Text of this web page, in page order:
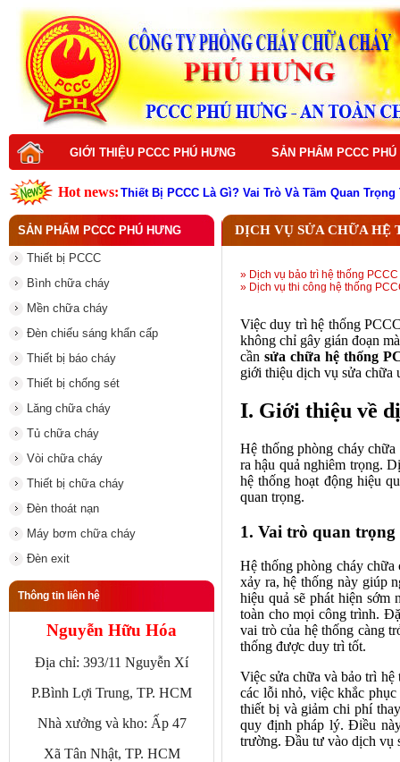
GIỚI THIỆU PCCC PHÚ HƯNG SẢN PHẨM PCCC PHÚ
Hot news: Thiết Bị PCCC Là Gì? Vai Trò Và Tầm Quan
Vì sao nên đầu tư thiết bị PCCC chất lượng cao
Dịch vụ thiết kế hệ thống PCCC
Dịch vụ bảo trì hệ thống PCCC
Dịch vụ sửa chữa hệ thống PCCC
Dịch vụ nạp sạc bình chữa cháy
Thiết bị PCCC là gì ? Vai trò quan trọng trong
SẢN PHẨM PCCC PHÚ HƯNG
Thiết bị PCCC
Bình chữa cháy
Mền chữa cháy
Đèn chiếu sáng khẩn cấp
Thiết bị báo cháy
Thiết bị chống sét
Lăng chữa cháy
Tủ chữa cháy
Vòi chữa cháy
Thiết bị chữa cháy
Đèn thoát nạn
Máy bơm chữa cháy
Đèn exit
Thông tin liên hệ
Nguyễn Hữu Hóa
Địa chỉ: 393/11 Nguyễn Xí
P.Bình Lợi Trung, TP. HCM
Nhà xưởng và kho: Ấp 47
Xã Tân Nhật, TP. HCM
DỊCH VỤ SỬA CHỮA HỆ
» Dịch vụ bảo trì hệ thống PCCC
» Dịch vụ thi công hệ thống
Việc duy trì hệ thống
không chỉ gây gián đoạn
cần sửa chữa hệ thống
giới thiệu dịch vụ sửa
I. Giới thiệu về
Hệ thống phòng cháy
ra hậu quả nghiêm trọng.
hệ thống hoạt động hiệu
quan trọng.
1. Vai trò quan trọng
Hệ thống phòng cháy
xảy ra, hệ thống này giúp
hiệu quả sẽ phát hiện
toàn cho mọi công trình.
vai trò của hệ thống càng
thống được duy trì tốt.
Việc sửa chữa và bảo trì
các lỗi nhỏ, việc khắc
thiết bị và giảm chi phí
quy định pháp lý. Điều
trường. Đầu tư vào dịch vụ